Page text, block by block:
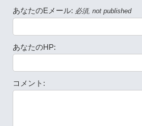
あなたのEメール: 必須, not published
あなたのHP:
コメント: